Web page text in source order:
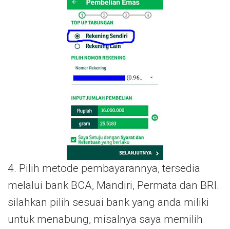
4. Pilih metode pembayarannya, tersedia
melalui bank BCA, Mandiri, Permata dan BRI.
silahkan pilih sesuai bank yang anda miliki
untuk menabung, misalnya saya memilih